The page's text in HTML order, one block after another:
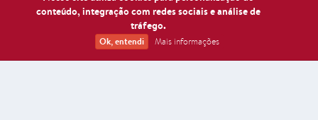
conteúdo, integração com redes sociais e análise de
tráfego.
Ok, entendi Mais informações